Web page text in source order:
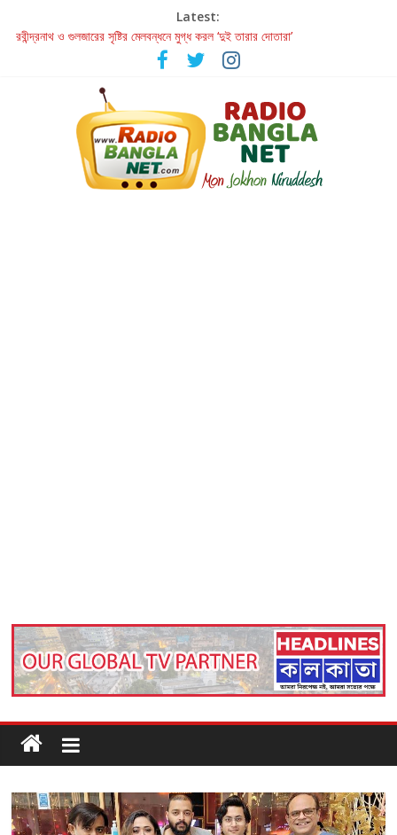
Latest:
রবীন্দ্রনাথ ও গুলজারের সৃষ্টির মেলবন্ধনে মুগ্ধ করল ‘দুই তারার দোতারা’
কলের গান থেকে রীলস্ — বাঙালির গান শোনার বিবর্তনের গল্প
জগন্নাথমঙ্গলম্ — বাংলায় প্রথমবার মঞ্চে এবার রথযাত্রার উদযাপন
Retribution: A Thought-Provoking Short Film That Challenges
Our Understanding of Justice
হাওয়া বদলের টলিউডে ‘তুমি এলে তাই’